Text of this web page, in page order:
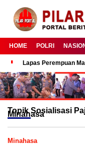
HOME POLRI
Lapas Perempuan
TopikSosialisasi
Minahasa
Minahasa